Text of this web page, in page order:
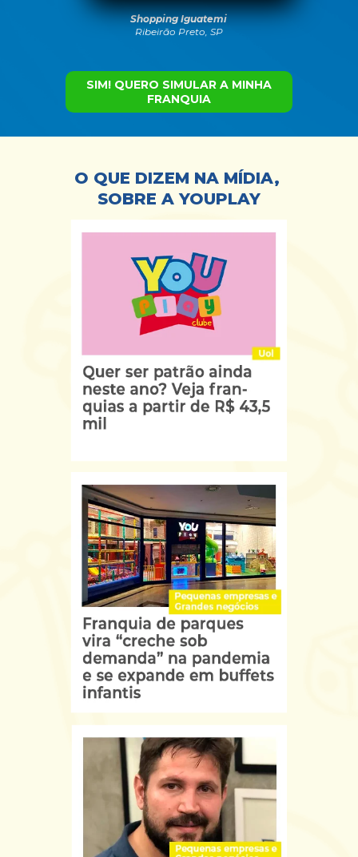
Shopping Iguatemi
Ribeirão Preto, SP
SIM! QUERO SIMULAR A MINHA
FRANQUIA
O QUE DIZEM NA MÍDIA,
SOBRE A YOUPLAY